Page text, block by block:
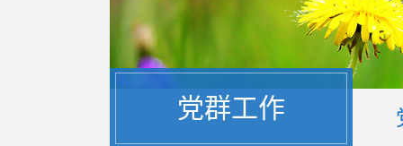
党群工作